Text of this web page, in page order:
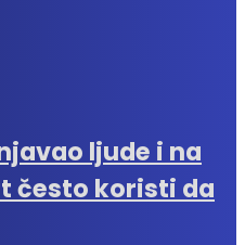
ljude i na
često koristi da